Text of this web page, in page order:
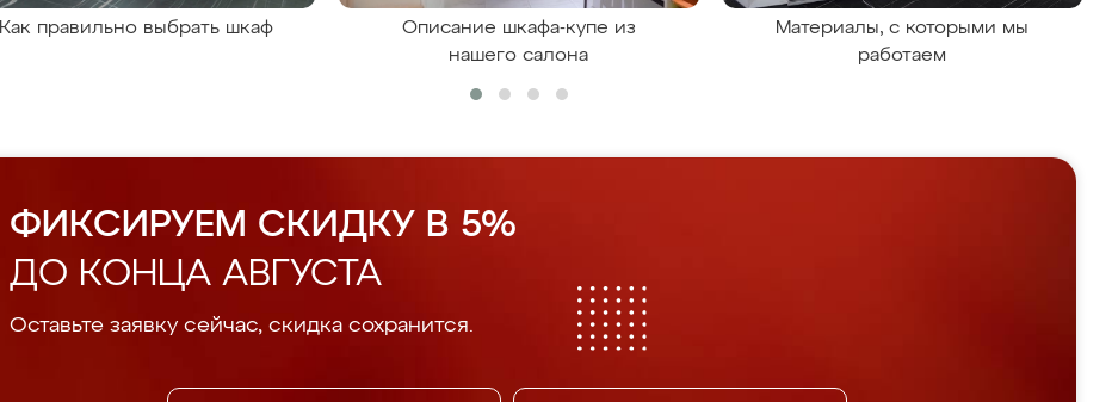
Как правильно выбрать шкаф
Описание шкафа-купе из
нашего салона
Материалы, с которыми мы
работаем
ФИКСИРУЕМ СКИДКУ В 5%
ДО КОНЦА АВГУСТА
Оставьте заявку сейчас, скидка сохранится.